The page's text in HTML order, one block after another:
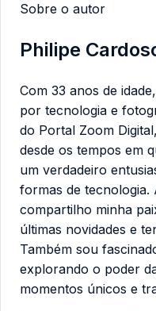
Sobre o autor
Philipe
Com 33 anos de
por tecnologia e
do Portal Zoom
desde os tempos em
um verdadeiro
formas de tecnologia.
compartilho minha
últimas novidades e
Também sou
explorando o poder
momentos únicos e